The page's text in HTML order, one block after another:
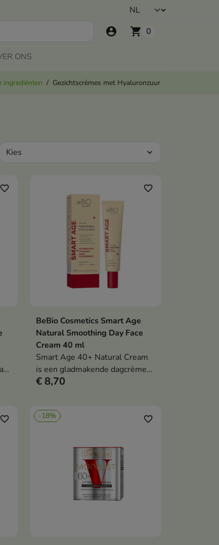
account_circle shopping_cart 0
ONS
ingrediënten Gezichtscrèmes met Hyaluronzuur
Kies expand_more
favorite_border
In winkelwagen
favorite_border
BeBio Cosmetics Smart Age
Natural Smoothing Day Face
Cream 40 ml
Smart Age 40+ Natural Cream
is een gladmakende dagcrème
die rimpels vermindert, de
€ 8,70
favorite_border -18% favorite_border